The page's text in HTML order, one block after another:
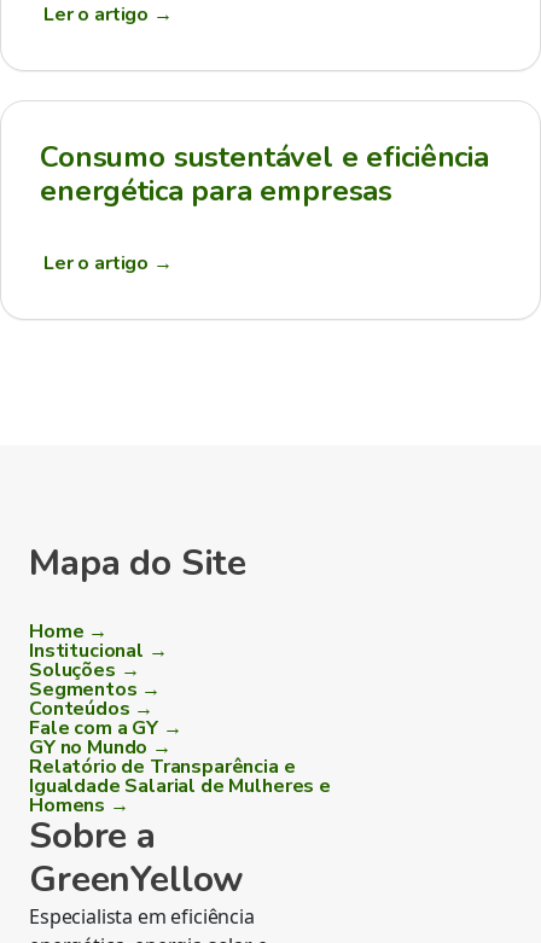
Ler o artigo →
Consumo sustentável e eficiência
energética para empresas
Ler o artigo →
Mapa do Site
Home →
Institucional →
Soluções →
Segmentos →
Conteúdos →
Fale com a GY →
GY no Mundo →
Relatório de Transparência e
Igualdade Salarial de Mulheres e
Homens →
Sobre a
GreenYellow
Especialista em eficiência